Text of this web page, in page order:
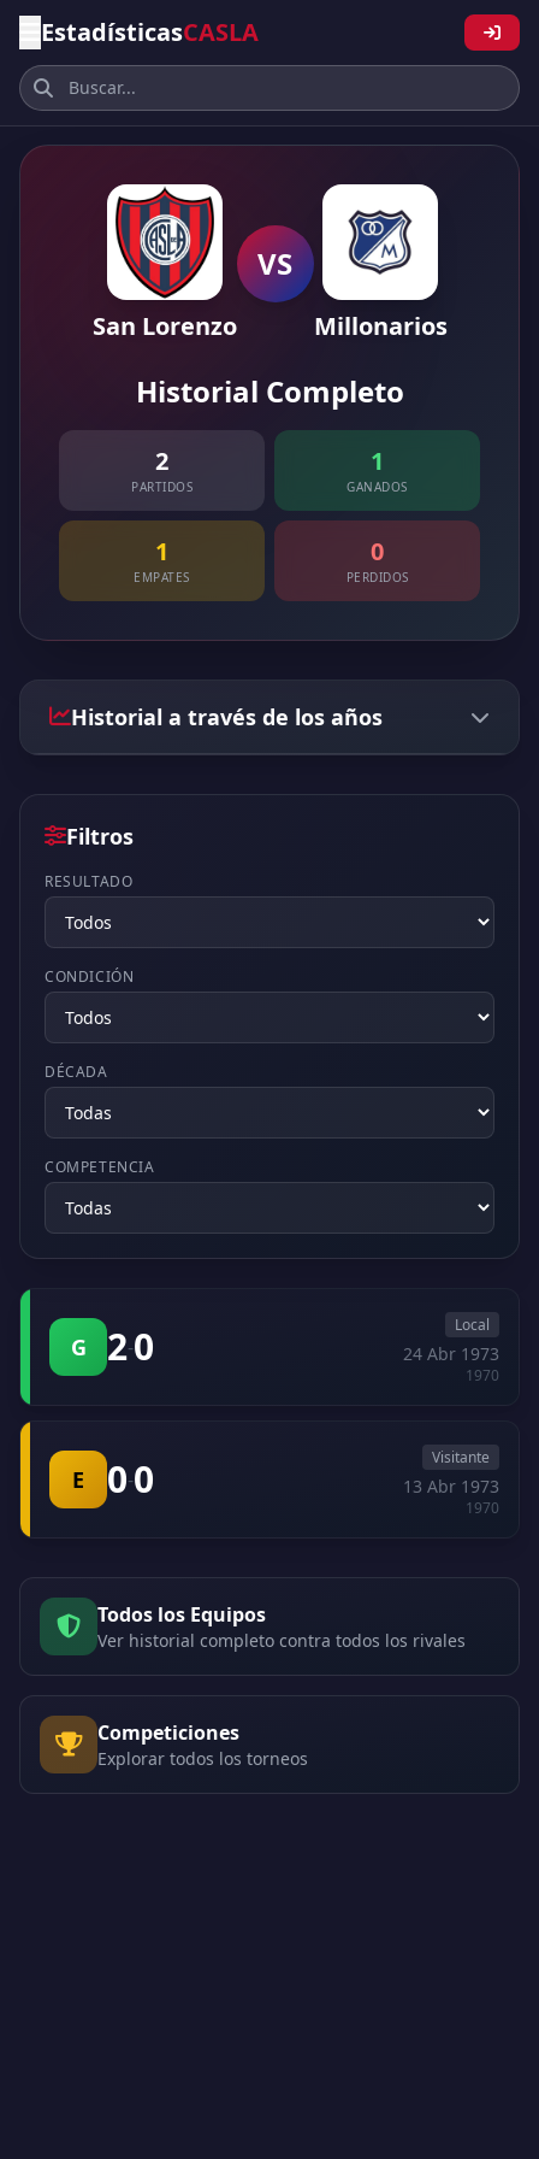
EstadísticasCASLA
San Lorenzo
VS
Millonarios
Historial Completo
2
PARTIDOS
1
GANADOS
1
EMPATES
0
PERDIDOS
Historial a través de los años
Filtros
RESULTADO
CONDICIÓN
DÉCADA
COMPETENCIA
G 2-0 Local
24 Abr 1973
1970
E 0-0 Visitante
13 Abr 1973
1970
Todos los Equipos
Ver historial completo contra todos los rivales
Competiciones
Explorar todos los torneos